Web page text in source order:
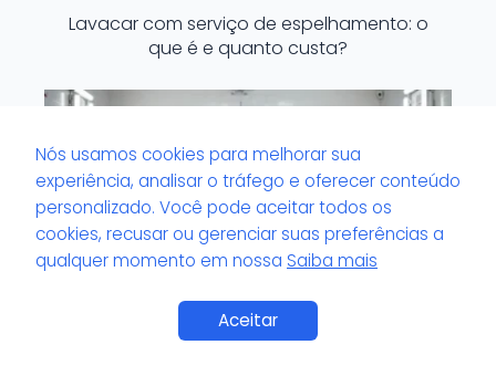
Lavacar com serviço de espelhamento: o
que é e quanto custa?
Nós usamos cookies para melhorar sua
experiência, analisar o tráfego e oferecer conteúdo
personalizado. Você pode aceitar todos os
cookies, recusar ou gerenciar suas preferências a
qualquer momento em nossa Saiba mais
Aceitar